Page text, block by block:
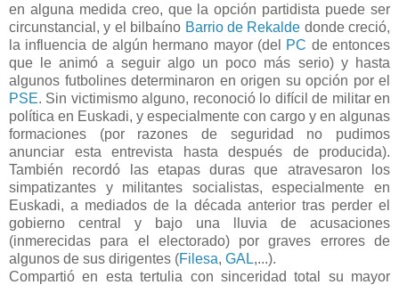
en alguna medida creo, que la opción partidista puede ser
circunstancial, y el bilbaíno Barrio de Rekalde donde creció,
la influencia de algún hermano mayor (del PC de entonces
que le animó a seguir algo un poco más serio) y hasta
algunos futbolines determinaron en origen su opción por el
PSE. Sin victimismo alguno, reconoció lo difícil de militar en
política en Euskadi, y especialmente con cargo y en algunas
formaciones (por razones de seguridad no pudimos
anunciar esta entrevista hasta después de producida).
También recordó las etapas duras que atravesaron los
simpatizantes y militantes socialistas, especialmente en
Euskadi, a mediados de la década anterior tras perder el
gobierno central y bajo una lluvia de acusaciones
(inmerecidas para el electorado) por graves errores de
algunos de sus dirigentes (Filesa, GAL,...).
Compartió en esta tertulia con sinceridad total su mayor